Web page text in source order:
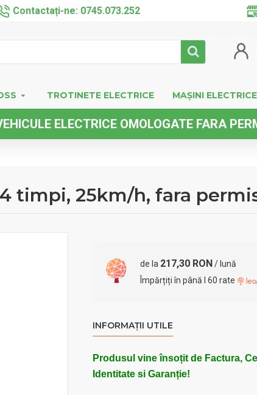
Contactați-ne: 0745.073.252
TROTINETE ELECTRICE MAȘINI ELECTRICE
ELECTRICE OMOLOGATE FARA PERMIS DE
timpi, 25km/h, fara
de la 217,30 RON/ lună
Împărțiți în până l 60 rate
INFORMAȚII UTILE
Produsul vine însoțit de Factura,
Identitate si Garanție!